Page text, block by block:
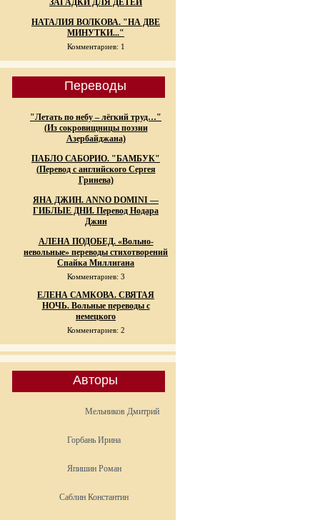
ЗАГАДКИ ДЛЯ ДЕТЕЙ
НАТАЛИЯ ВОЛКОВА. "НА ДВЕ
МИНУТКИ..."
Комментариев: 1
Переводы
"Летать по небу – лёгкий труд…"
(Из сокровищницы поэзии
Азербайджана)
ПАБЛО САБОРИО. "БАМБУК"
(Перевод с английского Сергея
Гринева)
ЯНА ДЖИН. ANNO DOMINI —
ГИБЛЫЕ ДНИ. Перевод Нодара
Джин
АЛЕНА ПОДОБЕД. «Вольно-
невольные» переводы стихотворений
Спайка Миллигана
Комментариев: 3
ЕЛЕНА САМКОВА. СВЯТАЯ
НОЧЬ. Вольные переводы с
немецкого
Комментариев: 2
Авторы
Мельников Дмитрий
Горбань Ирина
Япишин Роман
Саблин Константин